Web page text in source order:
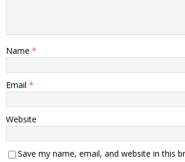
Name *
Email *
Website
Save my name, email, and website in this